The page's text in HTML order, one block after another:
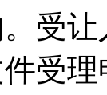
受
受